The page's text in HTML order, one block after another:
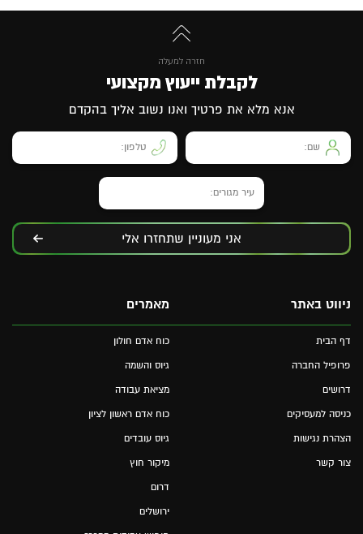
חזרה למעלה
לקבלת ייעוץ מקצועי
אנא מלא את פרטיך ואנו נשוב אליך בהקדם
אני מעוניין שתחזרו אלי
ניווט באתר
דף הבית
פרופיל החברה
דרושים
כניסה למעסיקים
הצהרת נגישות
צור קשר
מאמרים
כוח אדם חולון
גיוס והשמה
מציאת עבודה
כוח אדם ראשון לציון
גיוס עובדים
מיקור חוץ
דרום
ירושלים